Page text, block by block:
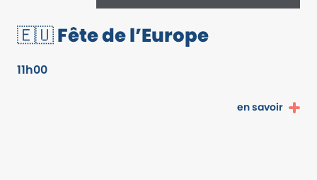
🇪🇺 Fête de l’Europe
11h00
en savoir